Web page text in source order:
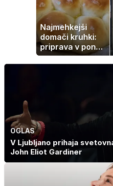
Najmehkejši
domači kruhki:
priprava v ponvi
je trik za popoln
rezultat
OGLAS
V Ljubljano prihaja
John Eliot Gardiner